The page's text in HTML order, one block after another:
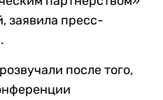
заявила пресс-
после того,